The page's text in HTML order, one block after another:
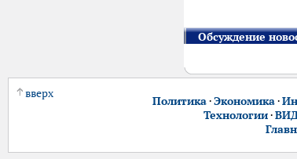
Обсуждение
вверх
Политика·Экономика·
Технологии·